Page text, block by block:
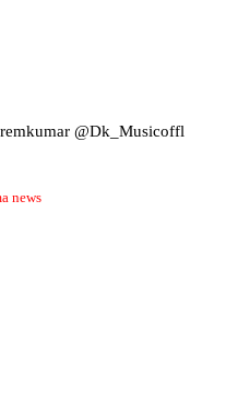
@Dk_Musicoffl
news